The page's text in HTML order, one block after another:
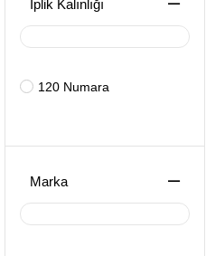
İplik Kalınlığı
120 Numara
Marka